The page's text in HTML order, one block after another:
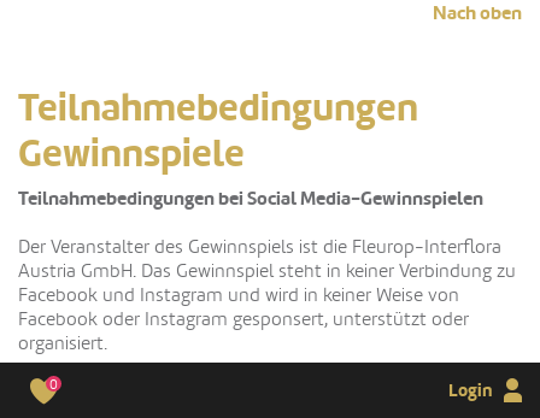
0 Login
Nach oben
Teilnahmebedingungen
Gewinnspiele
Teilnahmebedingungen bei Social Media-Gewinnspielen
Der Veranstalter des Gewinnspiels ist die Fleurop-Interflora
Austria GmbH. Das Gewinnspiel steht in keiner Verbindung zu
Facebook und Instagram und wird in keiner Weise von
Facebook oder Instagram gesponsert, unterstützt oder
organisiert.
Mit der Teilnahme an dem Gewinnspiel erklären Sie sich mit